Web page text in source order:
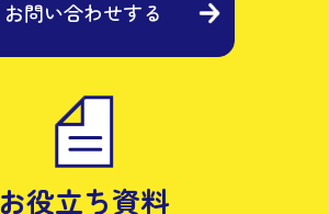
お問い合わせする
お役立ち資料